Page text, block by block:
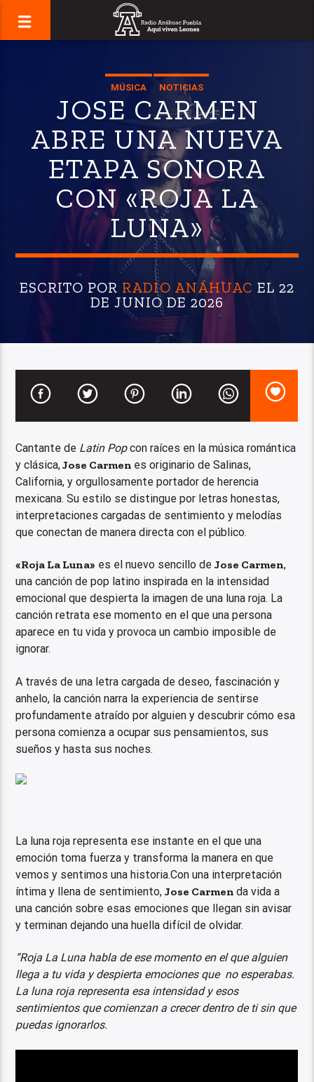
MÚSICA NOTICIAS
JOSE CARMEN
ABRE UNA NUEVA
ETAPA SONORA
CON «ROJA LA
LUNA»
ESCRITO POR RADIO ANÁHUAC EL 22
DE JUNIO DE 2026
Cantante de Latin Popcon raíces en la música romántica
y clásica,Jose Carmen es originario de Salinas,
California, y orgullosamente portador de herencia
mexicana. Su estilo se distingue por letras honestas,
interpretaciones cargadas de sentimiento y melodías
que conectan de manera directa con el público.
«Roja La Luna» es el nuevo sencillo deJose Carmen,
una canción de pop latino inspirada en la intensidad
emocional que despierta la imagen de una luna roja. La
canción retrata ese momento en el que una persona
aparece en tu vida y provoca un cambio imposible de
ignorar.
A través de una letra cargada de deseo, fascinación y
anhelo, la canción narra la experiencia de sentirse
profundamente atraído por alguien y descubrir cómo esa
persona comienza a ocupar sus pensamientos, sus
sueños y hasta sus noches.
La luna roja representa ese instante en el que una
emoción toma fuerza y transforma la manera en que
vemos y sentimos una historia.Con una interpretación
íntima y llena de sentimiento,Jose Carmenda vida a
una canción sobre esas emociones que llegan sin avisar
y terminan dejando una huella difícil de olvidar.
“Roja La Luna habla de ese momento en el que alguien
llega a tu vida y despierta emociones que no esperabas.
La luna roja representa esa intensidad y esos
sentimientos que comienzan a crecer dentro de ti sin que
puedas ignorarlos.